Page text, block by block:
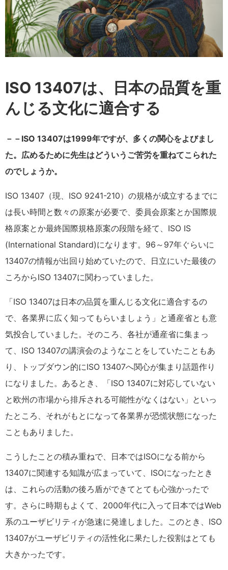
ISO 13407は、日本の品質を重
んじる文化に適合する
－－ISO 13407は1999年ですが、多くの関心をよびまし
た。広めるために先生はどういうご苦労を重ねてこられた
のでしょうか。
ISO 13407（現、ISO 9241-210）の規格が成立するまでに
は長い時間と数々の原案が必要で、委員会原案とか国際規
格原案とか最終国際規格原案の段階を経て、ISO IS
(International Standard)になります。96～97年ぐらいに
13407の情報が出回り始めていたので、日立にいた最後の
ころからISO 13407に関わっていました。
「ISO 13407は日本の品質を重んじる文化に適合するの
で、各業界に広く知ってもらいましょう」と通産省とも意
気投合していました。そのころ、各社が通産省に集まっ
て、ISO 13407の講演会のようなことをしていたこともあ
り、トップダウン的にISO 13407へ関心が集まり話題作り
になりました。あるとき、「ISO 13407に対応していない
と欧州の市場から排斥される可能性がなくはない」といっ
たところ、それがもとになって各業界が恐慌状態になった
こともありました。
こうしたことの積み重ねで、日本ではISOになる前から
13407に関連する知識が広まっていて、ISOになったとき
は、これらの活動の後ろ盾ができてとても心強かったで
す。さらに時期もよくて、2000年代に入って日本ではWeb
系のユーザビリティが急速に発達しました。このとき、ISO
13407がユーザビリティの活性化に果たした役割はとても
大きかったです。